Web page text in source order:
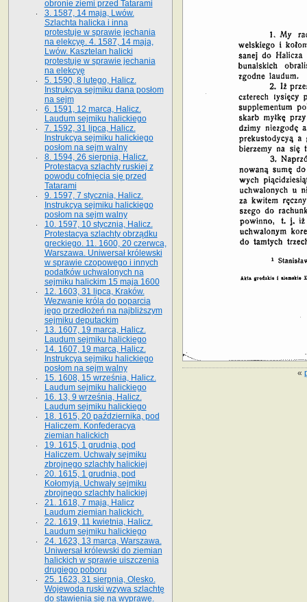
«
obronie ziemi przed Tatarami
3. 1587, 14 maja, Lwów.
Szlachta halicka i inna
protestuje w sprawie jechania
na elekcyę. 4. 1587, 14 maja,
Lwów. Kasztelan halicki
protestuje w sprawie jechania
na elekcyę
5. 1590, 8 lutego, Halicz.
Instrukcya sejmiku dana posłom
na sejm
6. 1591, 12 marca, Halicz.
Laudum sejmiku halickiego
7. 1592, 31 lipca, Halicz.
Instrukcya sejmiku halickiego
posłom na sejm walny
8. 1594, 26 sierpnia, Halicz.
Protestacya szlachty ruskiej z
powodu cofnięcia się przed
Tatarami
9. 1597, 7 stycznia, Halicz.
Instrukcya sejmiku halickiego
posłom na sejm walny
10. 1597, 10 stycznia, Halicz.
Protestacya szlachty obrządku
greckiego. 11. 1600, 20 czerwca,
Warszawa. Uniwersał królewski
w sprawie czopowego i innych
podatków uchwalonych na
sejmiku halickim 15 maja 1600
12. 1603, 31 lipca, Kraków.
Wezwanie króla do poparcia
jego przedłożeń na najbliższym
sejmiku deputackim
13. 1607, 19 marca, Halicz.
Laudum sejmiku halickiego
14. 1607, 19 marca, Halicz.
Instrukcya sejmiku halickiego
posłom na sejm walny
15. 1608, 15 września, Halicz.
Laudum sejmiku halickiego
16. 13, 9 września, Halicz.
Laudum sejmiku halickiego
18. 1615, 20 października, pod
Haliczem. Konfederacya
ziemian halickich
19. 1615, 1 grudnia, pod
Haliczem. Uchwały sejmiku
zbrojnego szlachty halickiej
20. 1615, 1 grudnia, pod
Kołomyją. Uchwały sejmiku
zbrojnego szlachty halickiej
21. 1618, 7 maja, Halicz
Laudum ziemian halickich.
22. 1619, 11 kwietnia, Halicz.
Laudum sejmiku halickiego
24. 1623, 13 marca, Warszawa.
Uniwersał królewski do ziemian
halickich w sprawie uiszczenia
drugiego poboru
25. 1623, 31 sierpnia, Olesko.
Wojewoda ruski wzywa szlachtę
do stawienia się na wyprawę.